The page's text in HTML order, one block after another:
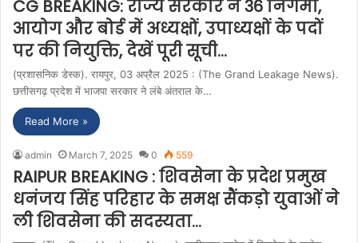
CG BREAKING: राज्य सरकार ने 36 निगमों,
आयोग और बोर्ड में अध्यक्षों, उपाध्यक्षों के पदों
पर की नियुक्ति, देखें पूरी सूची…
(प्रशासनिक डेस्क). रायपुर, 03 अप्रैल 2025 : (The Grand Leakage News).
छत्तीसगढ़ प्रदेश में भाजपा सरकार ने लंबे अंतराल के…
Read More »
admin March 7, 2025 0 559
RAIPUR BREAKING : शिवसेना के प्रदेश प्रमुख
धनंजय सिंह परिहार के समक्ष सैंकड़ो युवाओं ने
ली शिवसेना की सदस्यता…